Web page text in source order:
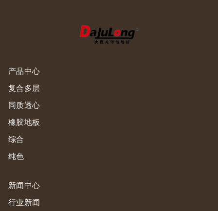
产品中心
复合多层
同质透心
橡胶地板
综合
纯色
新闻中心
行业新闻